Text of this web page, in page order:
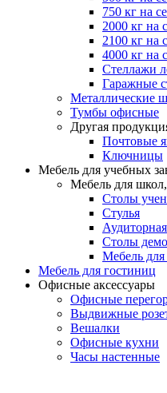
750 кг на
2000 кг на
2100 кг на
4000 кг на
Стеллажи
Гаражные
Металлические
Тумбы офисные
Другая
Почтовые
Ключницы
Мебель для учебных
Мебель для
Столы
Стулья
Столы
Мебель
Мебель для гостиниц
Офисные аксессуары
Офисные
Выдвижные
Вешалки
Офисные кухни
Часы настенные